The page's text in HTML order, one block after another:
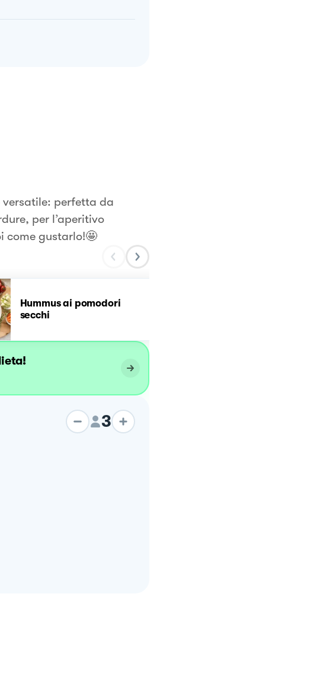
perfetta da
per l’aperitivo
come gustarlo!🤩
Hummus ai pomodori
secchi
3